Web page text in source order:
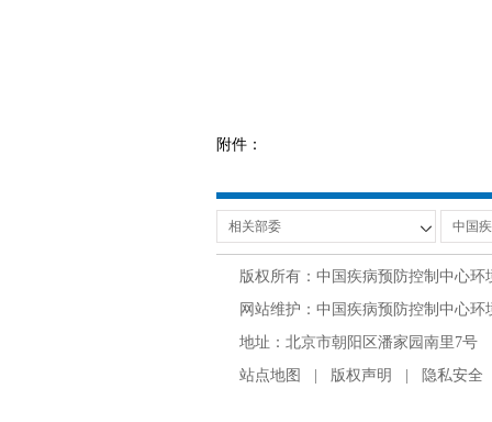
附件：
版权所有：中国疾病预防控制中心
网站维护：中国疾病预防控制中心
地址：北京市朝阳区潘家园南里7号
站点地图 | 版权声明 | 隐私安全